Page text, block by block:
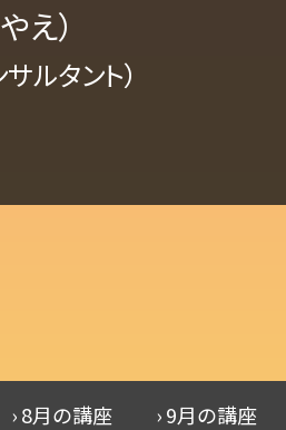
え）
ルタント）
› 8月の講座 › 9月の講座